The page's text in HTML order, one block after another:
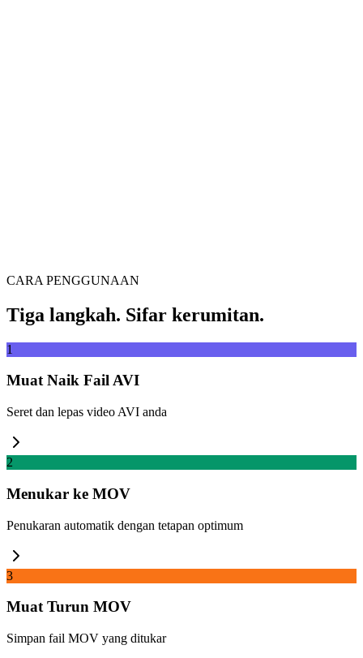
CARA PENGGUNAAN
Tiga langkah. Sifar kerumitan.
1
Muat Naik Fail AVI
Seret dan lepas video AVI anda
2
Menukar ke MOV
Penukaran automatik dengan tetapan optimum
3
Muat Turun MOV
Simpan fail MOV yang ditukar